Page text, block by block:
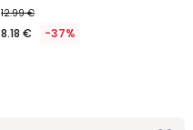
12.99 €
8.18 € -37%